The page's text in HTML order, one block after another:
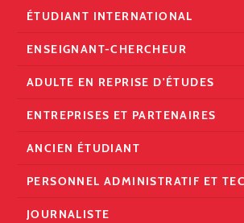
ÉTUDIANT INTERNATIONAL
ENSEIGNANT-CHERCHEUR
ADULTE EN REPRISE D'ÉTUDES
ENTREPRISES ET PARTENAIRES
ANCIEN ÉTUDIANT
PERSONNEL ADMINISTRATIF ET
JOURNALISTE